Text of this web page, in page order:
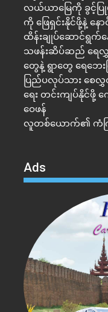
လယ်ယာမြေကို ခွင့်ပြု
ကို ဖြေရှင်းနိုင်ဖို့နဲ့ န
ထိန်းချုပ်ဆောင်ရွက်န
သဖန်းဆိပ်ဆည် ရေလွှ
တွေနဲ့ ရွာတွေ ရေဘေး
ပြည်ပလုပ်သား စေလွှ
ရေး တင်းကျပ်နိုင်ဖို့
ဝေဖန်
လူတစ်ယောက်၏ ကံကြမ္
Ads